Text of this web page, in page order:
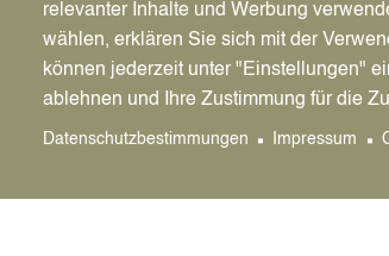
Fachstelle für
Ostvest e.V.
Kaiserwall 34
Tel: 02361/485221
relevanter Inhalte und Werbung
wählen, erklären Sie sich mit der
können jederzeit unter "Einstellungen"
ablehnen und Ihre Zustimmung für die
Datenschutzbestimmungen Impressum